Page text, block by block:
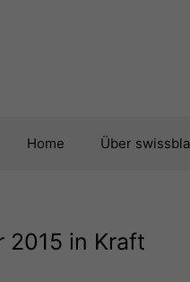
Home Über
2015 in Kraft